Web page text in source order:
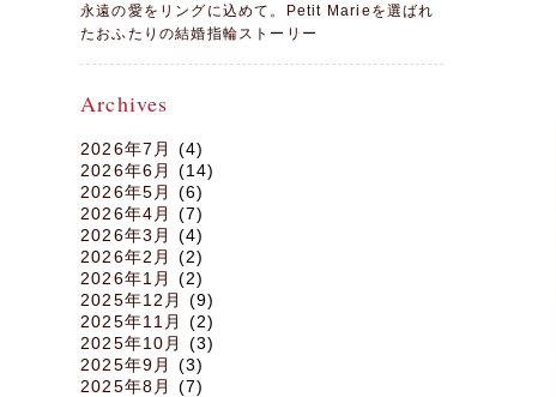
永遠の愛をリングに込めて。Petit Marieを選ばれ
たおふたりの結婚指輪ストーリー
Archives
2026年7月
(4)
2026年6月
(14)
2026年5月
(6)
2026年4月
(7)
2026年3月
(4)
2026年2月
(2)
2026年1月
(2)
2025年12月
(9)
2025年11月
(2)
2025年10月
(3)
2025年9月
(3)
2025年8月
(7)